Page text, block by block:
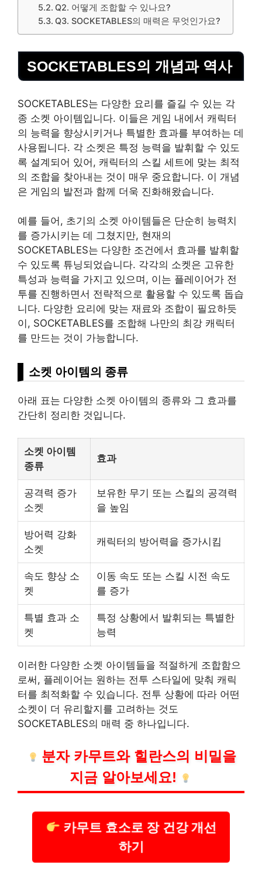
Q2. 어떻게 조합할 수 있나요?
Q3. SOCKETABLES의 매력은 무엇인가요?
SOCKETABLES의 개념과 역사
SOCKETABLES는 다양한 요리를 즐길 수 있는 각
종 소켓 아이템입니다. 이들은 게임 내에서 캐릭터
의 능력을 향상시키거나 특별한 효과를 부여하는 데
사용됩니다. 각 소켓은 특정 능력을 발휘할 수 있도
록 설계되어 있어, 캐릭터의 스킬 세트에 맞는 최적
의 조합을 찾아내는 것이 매우 중요합니다. 이 개념
은 게임의 발전과 함께 더욱 진화해왔습니다.
예를 들어, 초기의 소켓 아이템들은 단순히 능력치
를 증가시키는 데 그쳤지만, 현재의
SOCKETABLES는 다양한 조건에서 효과를 발휘할
수 있도록 튜닝되었습니다. 각각의 소켓은 고유한
특성과 능력을 가지고 있으며, 이는 플레이 어가 전
투를 진행하면서 전략적으로 활용할 수 있도록 돕습
니다. 다양한 요리에 맞는 재료와 조합이 필요하듯
이, SOCKETABLES를 조합해 나만의 최강 캐릭터
를 만드는 것이 가능합니다.
소켓 아이템의 종류
아래 표는 다양한 소켓 아이템의 종류와 그 효과를
간단히 정리한 것입니다.
소켓 아이템
종류
효과
공격력 증가
소켓
보유한 무기 또는 스킬의 공격력
을 높임
방어력 강화
소켓
캐릭터의 방어력을 증가시킴
속도 향상 소
켓
이동 속도 또는 스킬 시전 속도
를 증가
특별 효과 소
켓
특정 상황에서 발휘되는 특별한
능력
이러한 다양한 소켓 아이템들을 적절하게 조합함으
로써, 플레이어는 원하는 전투 스타일에 맞춰 캐릭
터를 최적화할 수 있습니다. 전투 상황에 따라 어떤
소켓이 더 유리할지를 고려하는 것도
SOCKETABLES의 매력 중 하나입니다.
분자 카무트와 힐란스의 비밀을
지금 알아보세요!
카무트 효소로 장 건강 개선
하기